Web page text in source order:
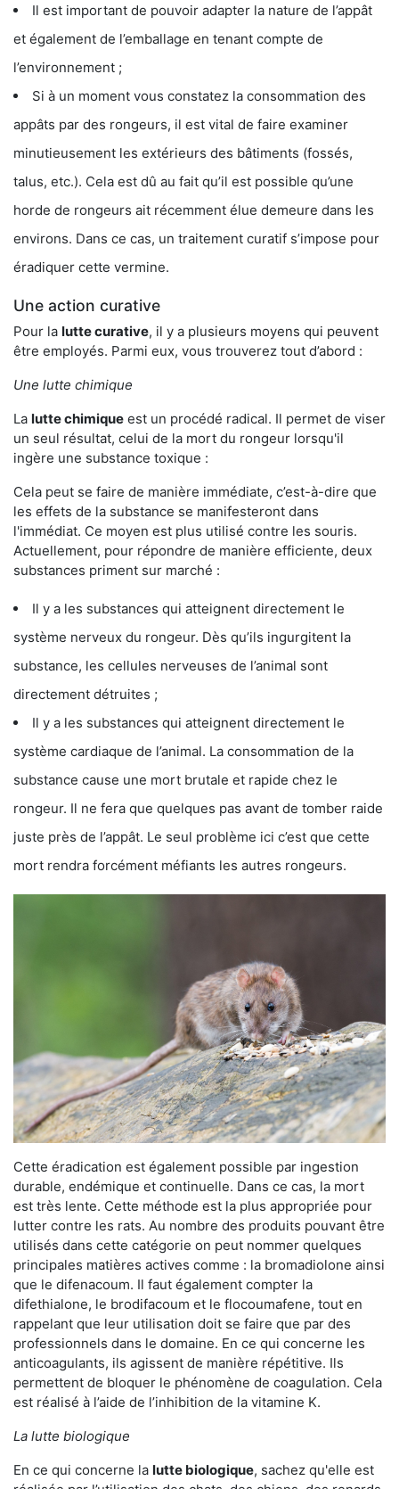
Il est important de pouvoir adapter la nature de l’appât
et également de l’emballage en tenant compte de
l’environnement ;
Si à un moment vous constatez la consommation des
appâts par des rongeurs, il est vital de faire examiner
minutieusement les extérieurs des bâtiments (fossés,
talus, etc.). Cela est dû au fait qu’il est possible qu’une
horde de rongeurs ait récemment élue demeure dans les
environs. Dans ce cas, un traitement curatif s’impose pour
éradiquer cette vermine.
Une action curative
Pour la lutte curative, il y a plusieurs moyens qui peuvent
être employés. Parmi eux, vous trouverez tout d’abord :
Une lutte chimique
La lutte chimique est un procédé radical. Il permet de viser
un seul résultat, celui de la mort du rongeur lorsqu'il
ingère une substance toxique :
Cela peut se faire de manière immédiate, c’est-à-dire que
les effets de la substance se manifesteront dans
l'immédiat. Ce moyen est plus utilisé contre les souris.
Actuellement, pour répondre de manière efficiente, deux
substances priment sur marché :
Il y a les substances qui atteignent directement le
système nerveux du rongeur. Dès qu’ils ingurgitent la
substance, les cellules nerveuses de l’animal sont
directement détruites ;
Il y a les substances qui atteignent directement le
système cardiaque de l’animal. La consommation de la
substance cause une mort brutale et rapide chez le
rongeur. Il ne fera que quelques pas avant de tomber raide
juste près de l’appât. Le seul problème ici c’est que cette
mort rendra forcément méfiants les autres rongeurs.
Cette éradication est également possible par ingestion
durable, endémique et continuelle. Dans ce cas, la mort
est très lente. Cette méthode est la plus appropriée pour
lutter contre les rats. Au nombre des produits pouvant être
utilisés dans cette catégorie on peut nommer quelques
principales matières actives comme : la bromadiolone ainsi
que le difenacoum. Il faut également compter la
difethialone, le brodifacoum et le flocoumafene, tout en
rappelant que leur utilisation doit se faire que par des
professionnels dans le domaine. En ce qui concerne les
anticoagulants, ils agissent de manière répétitive. Ils
permettent de bloquer le phénomène de coagulation. Cela
est réalisé à l’aide de l’inhibition de la vitamine K.
La lutte biologique
En ce qui concerne la lutte biologique, sachez qu'elle est